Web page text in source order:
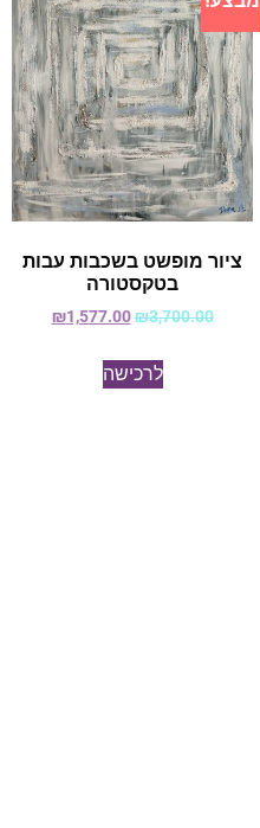
ציור מופשט בשכבות עבות
בטקסטורה
₪3,700.00
₪1,577.00
לרכישה